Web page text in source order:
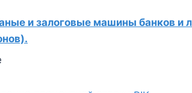
и залоговые машины банков и